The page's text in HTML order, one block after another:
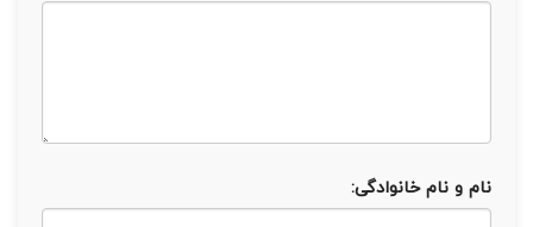
نام و نام خانوادگی: